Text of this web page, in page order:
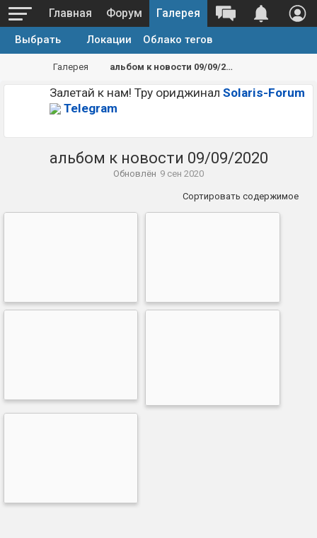
Главная Форум Галерея
Выбрать Локации Облако тегов
Галерея альбом к новости 09/09/2020
Залетай к нам! Тру ориджинал Solaris-Forum
Telegram
альбом к новости 09/09/2020
Обновлён 9 сен 2020
Сортировать содержимое